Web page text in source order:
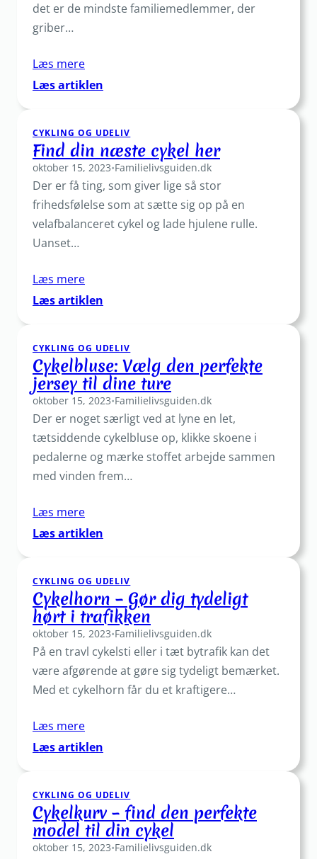
det er de mindste familiemedlemmer, der
griber…
Læs mere
Læs artiklen
sikkerhed
møder
komfort
CYKLING OG UDELIV
Find din næste cykel her
oktober 15, 2023•Familielivsguiden.dk
Der er få ting, som giver lige så stor
frihedsfølelse som at sætte sig op på en
velafbalanceret cykel og lade hjulene rulle.
Uanset…
Læs mere
Læs artiklen
næste
cykel
her
CYKLING OG UDELIV
Cykelbluse: Vælg den perfekte
jersey til dine ture
oktober 15, 2023•Familielivsguiden.dk
Der er noget særligt ved at lyne en let,
tætsiddende cykelbluse op, klikke skoene i
pedalerne og mærke stoffet arbejde sammen
med vinden frem…
Læs mere
Læs artiklen
den
perfekte
jersey
til
dine
ture
CYKLING OG UDELIV
Cykelhorn – Gør dig tydeligt
hørt i trafikken
oktober 15, 2023•Familielivsguiden.dk
På en travl cykelsti eller i tæt bytrafik kan det
være afgørende at gøre sig tydeligt bemærket.
Med et cykelhorn får du et kraftigere…
Læs mere
Læs artiklen
Gør
dig
tydeligt
hørt
CYKLING OG UDELIV
Cykelkurv – find den perfekte
model til din cykel
oktober 15, 2023•Familielivsguiden.dk